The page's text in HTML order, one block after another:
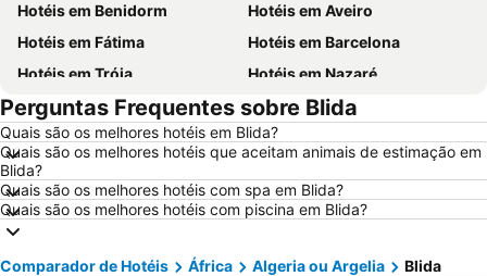
Hotéis em Benidorm
Hotéis em Aveiro
Hotéis em Fátima
Hotéis em Barcelona
Hotéis em Tróia
Hotéis em Nazaré
Hotéis em Évora
Hotéis em Peniche
Hotéis em Porto Santo
Hotéis em Isla Canela
Hotéis em Sangenjo
Hotéis em Vilamoura
Hotéis em Vigo
Hotéis em Roma
Hotéis em Espanha
Hotéis em Málaga
Perguntas Frequentes sobre Blida
Quais são os melhores hotéis em Blida?
Quais são os melhores hotéis que aceitam animais de estimação em
Blida?
Quais são os melhores hotéis com spa em Blida?
Quais são os melhores hotéis com piscina em Blida?
Comparador de Hotéis África Algeria ou Argelia Blida